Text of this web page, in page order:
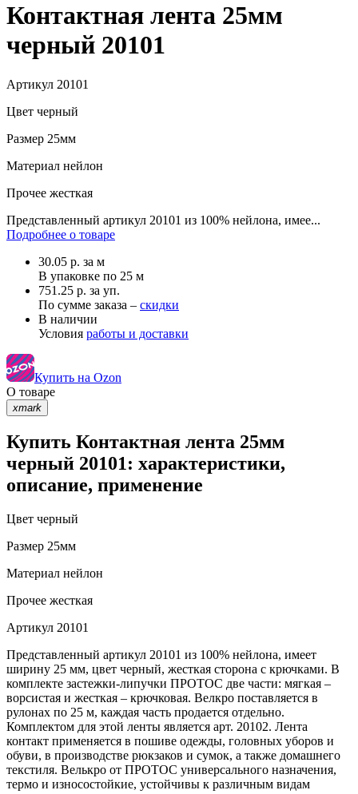
Контактная лента 25мм
черный 20101
Артикул 20101
Цвет черный
Размер 25мм
Материал нейлон
Прочее жесткая
Представленный артикул 20101 из 100% нейлона, имее...
Подробнее о товаре
30.05 р. за м
В упаковке по 25 м
751.25 р. за уп.
По сумме заказа – скидки
В наличии
Условия работы и доставки
Купить на Ozon
О товаре
xmark
Купить Контактная лента 25мм
черный 20101: характеристики,
описание, применение
Цвет черный
Размер 25мм
Материал нейлон
Прочее жесткая
Артикул 20101
Представленный артикул 20101 из 100% нейлона, имеет
ширину 25 мм, цвет черный, жесткая сторона с крючками. В
комплекте застежки-липучки ПРОТОС две части: мягкая –
ворсистая и жесткая – крючковая. Велкро поставляется в
рулонах по 25 м, каждая часть продается отдельно.
Комплектом для этой ленты является арт. 20102. Лента
контакт применяется в пошиве одежды, головных уборов и
обуви, в производстве рюкзаков и сумок, а также домашнего
текстиля. Велькро от ПРОТОС универсального назначения,
термо и износостойкие, устойчивы к различным видам